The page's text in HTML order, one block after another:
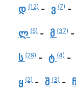
დ (12) ვ (7)
ლ (5) მ (37)
ს (29) ტ (4)
ყ (2) შ (3)